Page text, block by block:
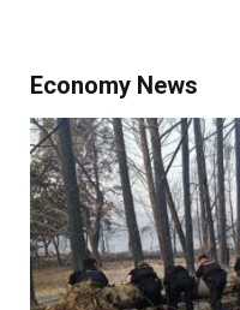
Economy News